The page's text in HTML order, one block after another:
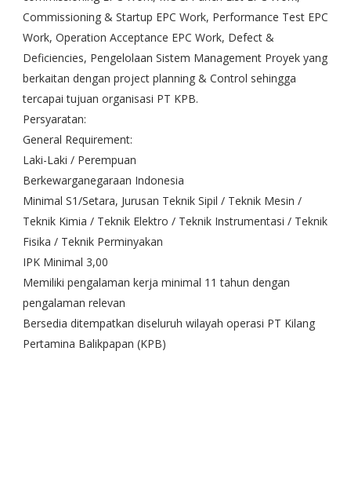
Commissioning & Startup EPC Work, Performance Test EPC
Work, Operation Acceptance EPC Work, Defect &
Deficiencies, Pengelolaan Sistem Management Proyek yang
berkaitan dengan project planning & Control sehingga
tercapai tujuan organisasi PT KPB.
Persyaratan:
General Requirement:
Laki-Laki / Perempuan
Berkewarganegaraan Indonesia
Minimal S1/Setara, Jurusan Teknik Sipil / Teknik Mesin /
Teknik Kimia / Teknik Elektro / Teknik Instrumentasi / Teknik
Fisika / Teknik Perminyakan
IPK Minimal 3,00
Memiliki pengalaman kerja minimal 11 tahun dengan
pengalaman relevan
Bersedia ditempatkan diseluruh wilayah operasi PT Kilang
Pertamina Balikpapan (KPB)